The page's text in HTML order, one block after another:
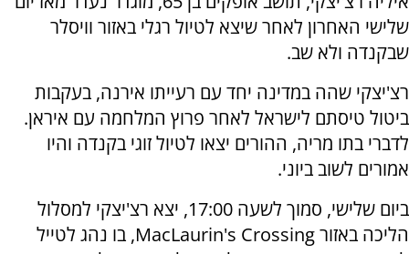
שלישי האחרון לאחר שיצא לטיול רגלי באזור וויסלר
שבקנדה ולא שב.
רצ'יצקי שהה במדינה יחד עם רעייתו אירנה, בעקבות
ביטול טיסתם לישראל לאחר פרוץ המלחמה עם איראן.
לדברי בתו מריה, ההורים יצאו לטיול זוגי בקנדה והיו
אמורים לשוב ביוני.
ביום שלישי, סמוך לשעה 17:00, יצא רצ'יצקי למסלול
הליכה באזור MacLaurin's Crossing, בו נהג לטייל